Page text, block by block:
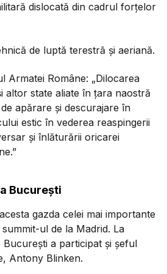
dislocată din cadrul forțelor
de luptă terestră și aeriană.
Armatei Române: „Dilocarea
altor state aliate în țara naostră
apărare și descurajare în
estic în vederea reaspingerii
și înlăturării oricarei
București
gazda celei mai importante
ul de la Madrid. La
București a participat și șeful
Antony Blinken.